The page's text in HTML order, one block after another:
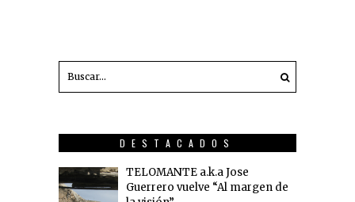
DESTACADOS
TELOMANTE a.k.a Jose
Guerrero vuelve “Al margen de